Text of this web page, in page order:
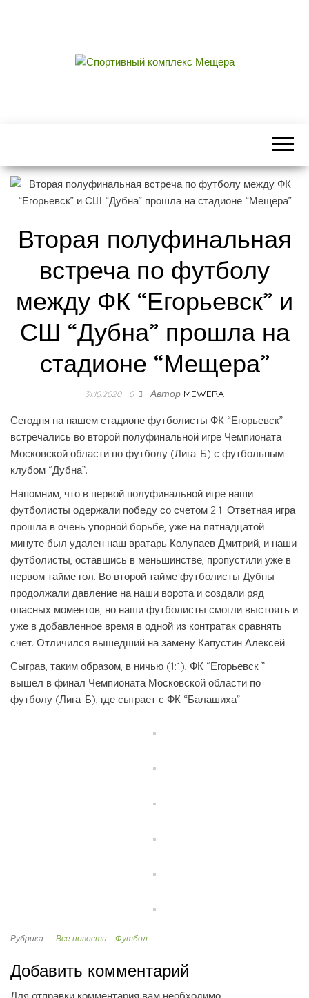
МЕЩЕРА
Вторая полуфинальная
встреча по футболу
между ФК “Егорьевск” и
СШ “Дубна” прошла на
стадионе “Мещера”
31.10.2020 0 Автор MEWERA
Сегодня на нашем стадионе футболисты ФК “Егорьевск”
встречались во второй полуфинальной игре Чемпионата
Московской области по футболу (Лига-Б) с футбольным
клубом “Дубна”.
Напомним, что в первой полуфинальной игре наши
футболисты одержали победу со счетом 2:1. Ответная игра
прошла в очень упорной борьбе, уже на пятнадцатой
минуте был удален наш вратарь Колупаев Дмитрий, и наши
футболисты, оставшись в меньшинстве, пропустили уже в
первом тайме гол. Во второй тайме футболисты Дубны
продолжали давление на наши ворота и создали ряд
опасных моментов, но наши футболисты смогли выстоять и
уже в добавленное время в одной из контратак сравнять
счет. Отличился вышедший на замену Капустин Алексей.
Сыграв, таким образом, в ничью (1:1), ФК “Егорьевск ”
вышел в финал Чемпионата Московской области по
футболу (Лига-Б), где сыграет с ФК “Балашиха”.
Рубрика Все новости Футбол
Добавить комментарий